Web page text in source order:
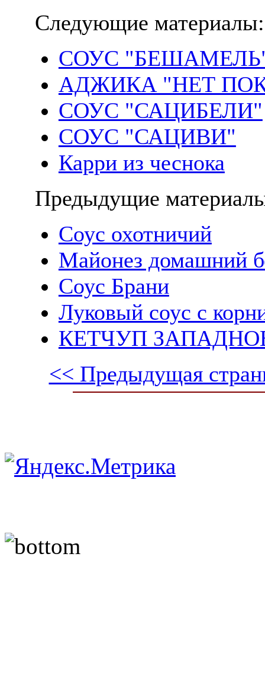
Следующие материалы:
СОУС
АДЖИКА "HЕТ
СОУС "САЦИБЕЛИ"
СОУС "САЦИВИ"
Карри из чеснока
Предыдущие
Соус охотничий
Майонез домашний
Соус Брани
Луковый соус с
КЕТЧУП
<< Предыдущая